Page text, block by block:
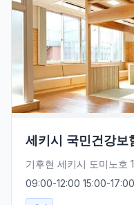
세키시 국민건강보
기후현 세키시 도미노호
09:00-12:00 15:00-17:00